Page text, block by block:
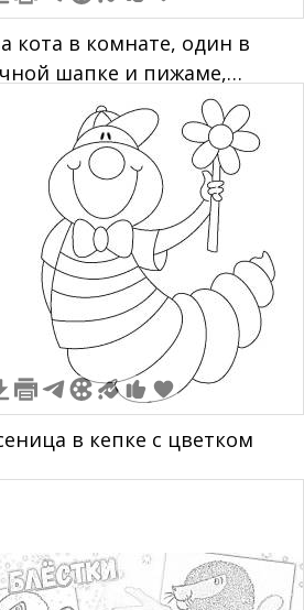
кота в комнате, один в
шапке и пижаме,
в шапочке и морской
в кепке с цветком